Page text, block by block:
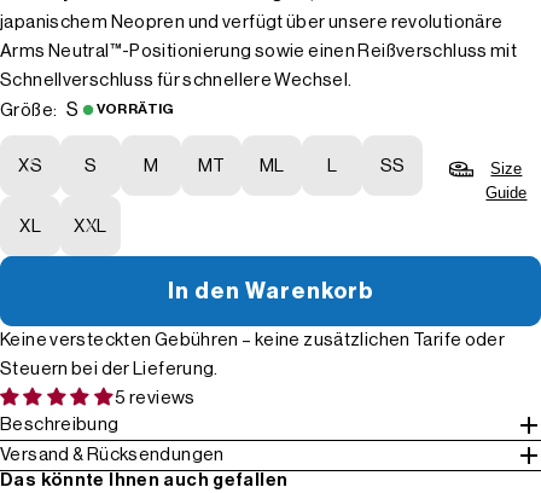
japanischem Neopren und verfügt über unsere revolutionäre
Arms Neutral™-Positionierung sowie einen Reißverschluss mit
Schnellverschluss für schnellere Wechsel.
Größe:
S VORRÄTIG
XS S M MT ML L SS
XL XXL
Size
Guide
In den Warenkorb
Keine versteckten Gebühren – keine zusätzlichen Tarife oder
Steuern bei der Lieferung.
5 reviews
Beschreibung
Versand & Rücksendungen
Das könnte Ihnen auch gefallen